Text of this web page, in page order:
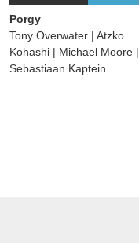
Porgy
Tony Overwater | Atzko
Kohashi | Michael Moore |
Sebastiaan Kaptein